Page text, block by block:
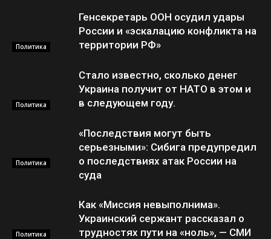
Политика
Генсекретарь ООН осудил удары
России и «эскалацию конфликта на
территории РФ»
Политика
Стало известно, сколько денег
Украина получит от НАТО в этом и
в следующем году.
Политика
«Последствия могут быть
серьезными»: Сибига предупредил
о последствиях атак России на
суда
Политика
Как «Миссия невыполнима».
Украинский сержант рассказал о
трудностях пути на «ноль», — СМИ